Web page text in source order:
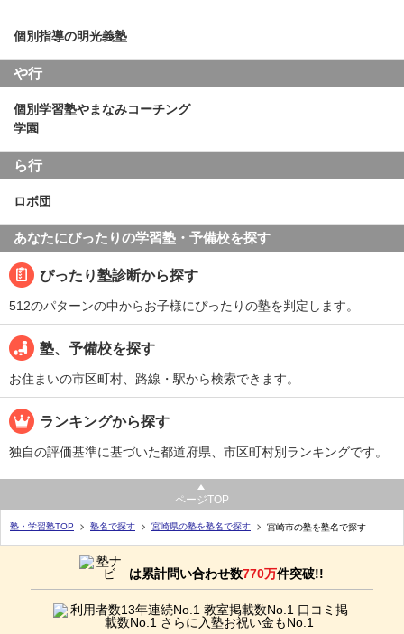
個別指導の明光義塾
や行
個別学習塾やまなみコーチング
学園
ら行
ロボ団
あなたにぴったりの学習塾・予備校を探す
ぴったり塾診断から探す
512のパターンの中からお子様にぴったりの塾を判定します。
塾、予備校を探す
お住まいの市区町村、路線・駅から検索できます。
ランキングから探す
独自の評価基準に基づいた都道府県、市区町村別ランキングです。
ページTOP
塾・学習塾TOP 塾名で探す 宮崎県の塾を塾名で探す 宮崎市の塾を塾名で探す
は累計問い合わせ数770万件突破!!